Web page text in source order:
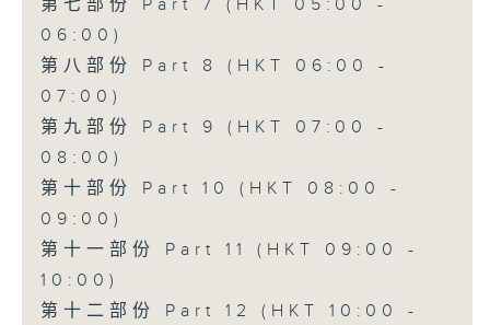
第七部份 Part 7 (HKT 05:00 -
06:00)
第八部份 Part 8 (HKT 06:00 -
07:00)
第九部份 Part 9 (HKT 07:00 -
08:00)
第十部份 Part 10 (HKT 08:00 -
09:00)
第十一部份 Part 11 (HKT 09:00 -
10:00)
第十二部份 Part 12 (HKT 10:00 -